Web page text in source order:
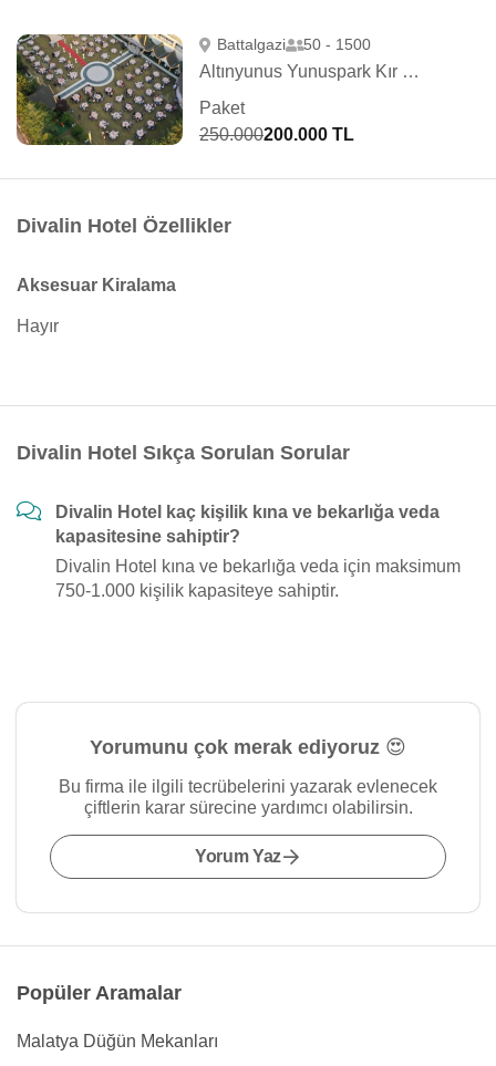
Battalgazi 50 - 1500
Altınyunus Yunuspark Kır Salonu
Paket
250.000200.000 TL
Divalin Hotel Özellikler
Aksesuar Kiralama
Hayır
Divalin Hotel Sıkça Sorulan Sorular
Divalin Hotel kaç kişilik kına ve bekarlığa veda
kapasitesine sahiptir?
Divalin Hotel kına ve bekarlığa veda için maksimum
750-1.000 kişilik kapasiteye sahiptir.
Yorumunu çok merak ediyoruz 😍
Bu firma ile ilgili tecrübelerini yazarak evlenecek
çiftlerin karar sürecine yardımcı olabilirsin.
Yorum Yaz
Popüler Aramalar
Malatya Düğün Mekanları